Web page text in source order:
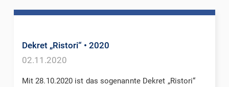
Dekret „Ristori“ • 2020
02.11.2020
Mit 28.10.2020 ist das sogenannte Dekret „Ristori“